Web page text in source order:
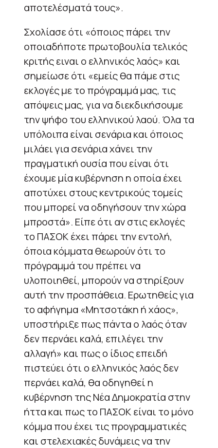
αποτελέσματά τους».
Σχολίασε ότι «όποιος πάρει την
οποιαδήποτε πρωτοβουλία τελικός
κριτής ειναι ο ελληνικός λαός» και
σημείωσε ότι «εμείς θα πάμε στις
εκλογές με το πρόγραμμά μας, τις
απόψεις μας, για να διεκδικήσουμε
την ψήφο του ελληνικού λαού. Όλα τα
υπόλοιπα είναι σενάρια και όποιος
μιλάει για σενάρια χάνει την
πραγματική ουσία που είναι ότι
έχουμε μία κυβέρνηση η οποία έχει
αποτύχει στους κεντρικούς τομείς
που μπορεί να οδηγήσουν την χώρα
μπροστά». Είπε ότι αν στις εκλογές
το ΠΑΣΟΚ έχει πάρει την εντολή,
όποια κόμματα θεωρούν ότι το
πρόγραμμά του πρέπει να
υλοποιηθεί, μπορούν να στηρίξουν
αυτή την προσπάθεια. Ερωτηθείς για
το αφήγημα «Μητσοτάκη ή χάος»,
υποστήριξε πως πάντα ο λαός όταν
δεν περνάει καλά, επιλέγει την
αλλαγή» και πως ο ίδιος επειδή
πιστεύει ότι ο ελληνικός λαός δεν
περνάει καλά, θα οδηγηθεί η
κυβέρνηση της Νέα Δημοκρατία στην
ήττα και πως το ΠΑΣΟΚ είναι το μόνο
κόμμα που έχει τις προγραμματικές
και στελεχιακές δυνάμεις να την